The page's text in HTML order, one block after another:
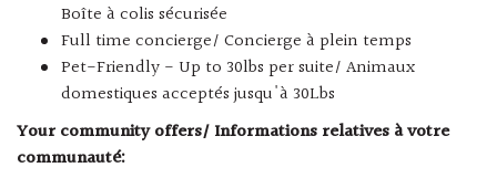
Boîte à colis sécurisée
Full time concierge/ Concierge à plein temps
Pet-Friendly - Up to 30lbs per suite/ Animaux
domestiques acceptés jusqu'à 30Lbs
Your community offers/ Informations relatives à votre
communauté: